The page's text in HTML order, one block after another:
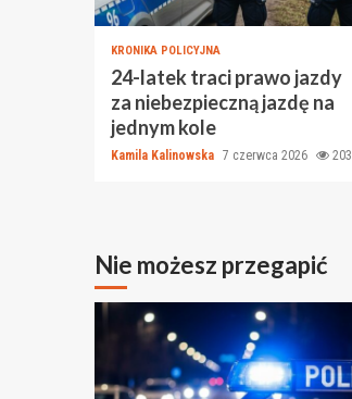
KRONIKA POLICYJNA
24-latek traci prawo jazdy
za niebezpieczną jazdę na
jednym kole
Kamila Kalinowska 7 czerwca 2026 203
Nie możesz przegapić